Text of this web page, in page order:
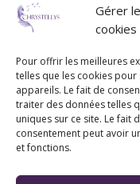
Gérer
cookies
Pour offrir les meilleures
telles que les cookies
appareils. Le fait de
traiter des données telles
uniques sur ce site. Le fait
consentement peut avoir
et fonctions.
Pau